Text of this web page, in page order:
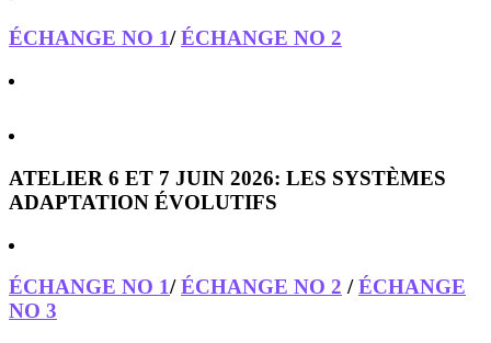
ÉCHANGE NO 1/ÉCHANGE NO 2
ATELIER 6 ET 7 JUIN 2026: LES SYSTÈMES
ADAPTATION ÉVOLUTIFS
ÉCHANGE NO 1/ÉCHANGE NO 2 /ÉCHANGE
NO 3